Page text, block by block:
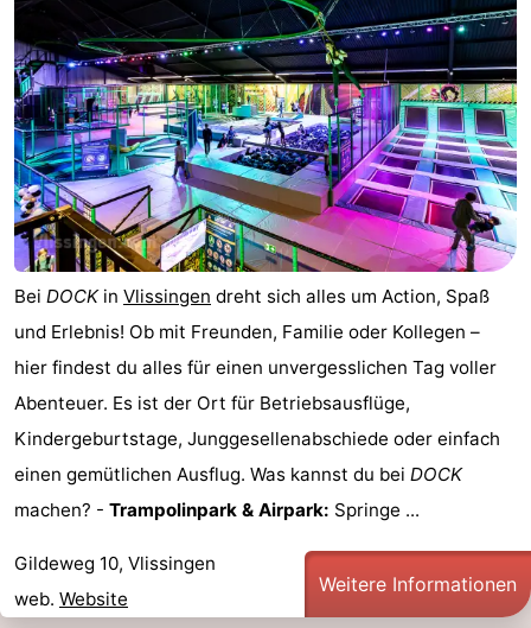
Duinzicht
Galgewei
-
Noordzee
Resort
Vlissingen
-
Strandpark
Zeeland
-
Vebenabos
-
Westduin
Hotels
(mit
Frühstück)
Lastminutes
Strand
Sehen
&
tun
-
Museen
-
Bei DOCKin Vlissingen dreht sich alles um Action, Spaß
und Erlebnis! Ob mit Freunden, Familie oder Kollegen –
hier findest du alles für einen unvergesslichen Tag voller
Abenteuer. Es ist der Ort für Betriebsausflüge,
Kindergeburtstage, Junggesellenabschiede oder einfach
einen gemütlichen Ausflug. Was kannst du bei DOCK
machen? - Trampolinpark & Airpark: Springe ...
Gildeweg 10, Vlissingen
web. Website
Weitere Informationen